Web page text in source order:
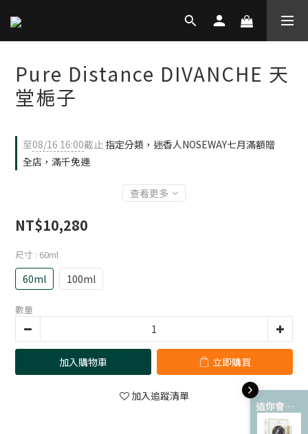
這你會愛 💘
Pure Distance DIVANCHE 天
堂梔子
至08/16 16:00截止 指定分類，迷香人NOSEWAY七月滿額贈
全店，滿千免運
查看更多
NT$10,280
尺寸 : 60ml
60ml 100ml
數量
加入購物車 立即購買
加入追蹤清單